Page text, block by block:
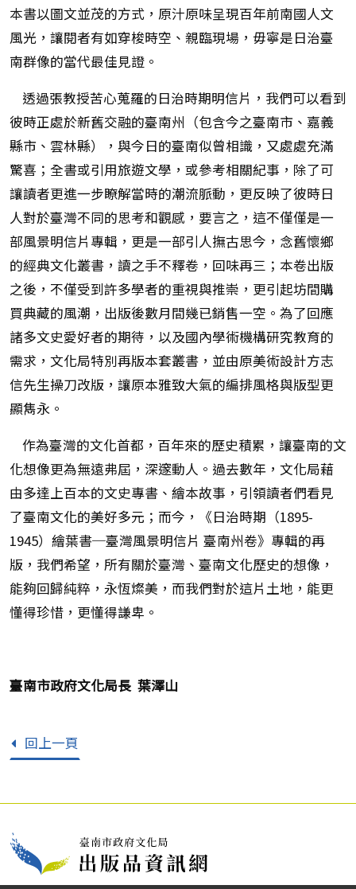
本書以圖文並茂的方式，原汁原味呈現百年前南國人文
風光，讓閱者有如穿梭時空、親臨現場，毋寧是日治臺
南群像的當代最佳見證。
透過張教授苦心蒐羅的日治時期明信片，我們可以看到
彼時正處於新舊交融的臺南州（包含今之臺南市、嘉義
縣市、雲林縣），與今日的臺南似曾相識，又處處充滿
驚喜；全書或引用旅遊文學，或參考相關紀事，除了可
讓讀者更進一步瞭解當時的潮流脈動，更反映了彼時日
人對於臺灣不同的思考和觀感，要言之，這不僅僅是一
部風景明信片專輯，更是一部引人撫古思今，念舊懷鄉
的經典文化叢書，讀之手不釋卷，回味再三；本卷出版
之後，不僅受到許多學者的重視與推崇，更引起坊間購
買典藏的風潮，出版後數月間幾已銷售一空。為了回應
諸多文史愛好者的期待，以及國內學術機構研究教育的
需求，文化局特別再版本套叢書，並由原美術設計方志
信先生操刀改版，讓原本雅致大氣的編排風格與版型更
顯雋永。
作為臺灣的文化首都，百年來的歷史積累，讓臺南的文
化想像更為無遠弗屆，深邃動人。過去數年，文化局藉
由多達上百本的文史專書、繪本故事，引領讀者們看見
了臺南文化的美好多元；而今，《日治時期（1895-
1945）繪葉書─臺灣風景明信片 臺南州卷》專輯的再
版，我們希望，所有關於臺灣、臺南文化歷史的想像，
能夠回歸純粹，永恆燦美，而我們對於這片土地，能更
懂得珍惜，更懂得謙卑。
臺南市政府文化局長 葉澤山
回上一頁